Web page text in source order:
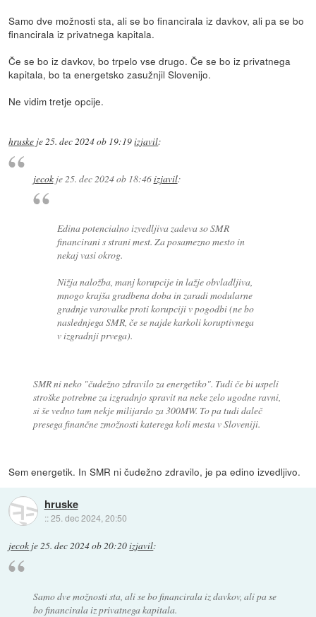
Samo dve možnosti sta, ali se bo financirala iz davkov, ali pa se bo
financirala iz privatnega kapitala.
Če se bo iz davkov, bo trpelo vse drugo. Če se bo iz privatnega
kapitala, bo ta energetsko zasužnjil Slovenijo.
Ne vidim tretje opcije.
hruske je25. dec 2024 ob 19:19izjavil:
jecokje 25. dec 2024 ob 18:46izjavil:
Edina potencialno izvedljiva zadeva so SMR
financirani s strani mest. Za posamezno mesto in
nekaj vasi okrog.
Nižja naložba, manj korupcije in lažje obvladljiva,
mnogo krajša gradbena doba in zaradi modularne
gradnje varovalke proti korupciji v pogodbi (ne bo
naslednjega SMR, če se najde karkoli koruptivnega
v izgradnji prvega).
SMR ni neko "čudežno zdravilo za energetiko". Tudi če bi uspeli
stroške potrebne za izgradnjo spravit na neke zelo ugodne ravni,
si še vedno tam nekje milijardo za 300MW. To pa tudi daleč
presega finančne zmožnosti katerega koli mesta v Sloveniji.
Sem energetik. In SMR ni čudežno zdravilo, je pa edino izvedljivo.
hruske
::25. dec 2024, 20:50
jecok je25. dec 2024 ob 20:20izjavil:
Samo dve možnosti sta, ali se bo financirala iz davkov, ali pa se
bo financirala iz privatnega kapitala.